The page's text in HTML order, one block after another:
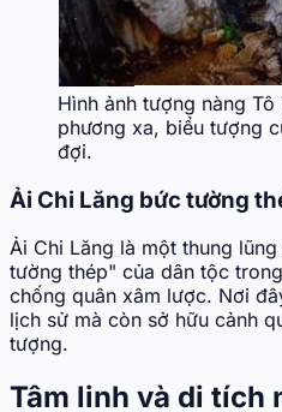
Hình ảnh tượng nàng
phương xa, biểu tượng
đợi.
Ải Chi Lăng bức tường
Ải Chi Lăng là một thung
tường thép" của dân tộc
chống quân xâm lược. Nơi
lịch sử mà còn sở hữu cảnh
tượng.
Tâm linh và di tích